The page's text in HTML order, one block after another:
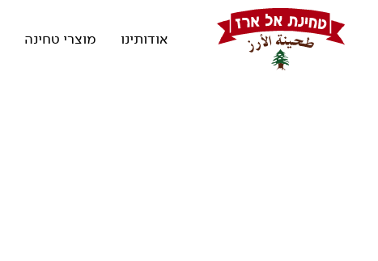
אודותינו מוצרי טחינה